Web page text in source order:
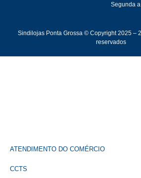
Segunda
Sindilojas Ponta Grossa © Copyright 2025 –
reservados
ATENDIMENTO DO COMÉRCIO
CCTS